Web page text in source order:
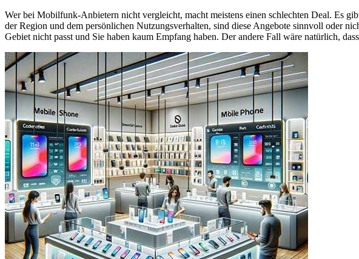
Wer bei Mobilfunk-Anbietern nicht vergleicht, macht meistens einen schlechten Deal. Es
der Region und dem persönlichen Nutzungsverhalten, sind diese Angebote sinnvoll oder
Gebiet nicht passt und Sie haben kaum Empfang haben. Der andere Fall wäre natürlich,